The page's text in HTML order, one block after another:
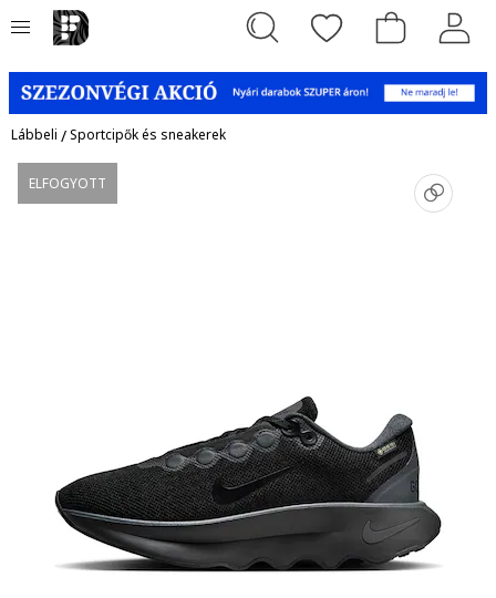
Lábbeli /Sportcipők és sneakerek
ELFOGYOTT